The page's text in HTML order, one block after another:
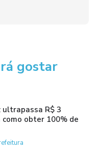
gostar
ultrapassa R$ 3
como obter 100% de